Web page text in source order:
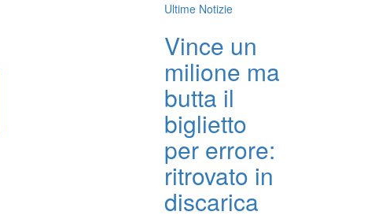
Ultime Notizie
Vince un
milione ma
butta il
biglietto
per errore:
ritrovato in
discarica